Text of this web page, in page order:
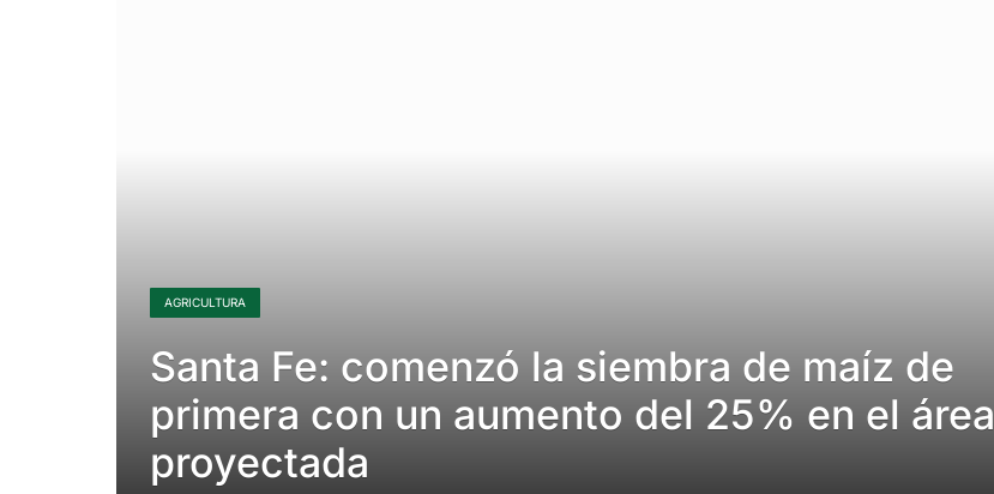
AGRICULTURA
Santa Fe: comenzó la siembra de maíz de
primera con un aumento del 25% en el área
proyectada